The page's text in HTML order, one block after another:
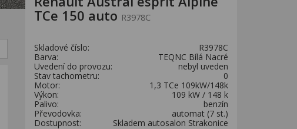
TCe 150 auto R3978C
Skladové číslo:
R3978C
Barva:
TEQNC Bílá Nacré
Uvedení do provozu:
nebyl uveden
Stav tachometru:
0
Motor:
1,3 TCe 109kW/148k
Výkon:
109 kW / 148 k
Palivo:
benzín
Převodovka:
automat (7 st.)
Dostupnost:
Skladem autosalon Strakonice